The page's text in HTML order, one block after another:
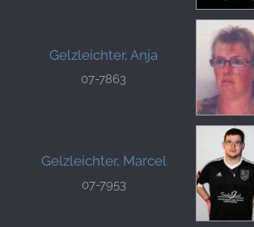
Gelzleichter, Anja
07-7863
Gelzleichter, Marcel
07-7953